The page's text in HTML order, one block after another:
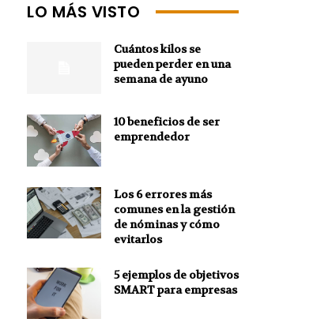
LO MÁS VISTO
Cuántos kilos se
pueden perder en una
semana de ayuno
10 beneficios de ser
emprendedor
Los 6 errores más
comunes en la gestión
de nóminas y cómo
evitarlos
5 ejemplos de objetivos
SMART para empresas